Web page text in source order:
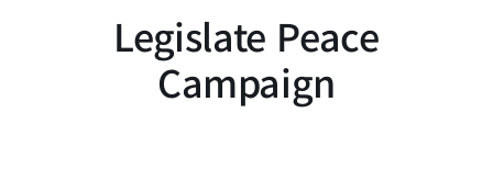
Legislate Peace
Campaign